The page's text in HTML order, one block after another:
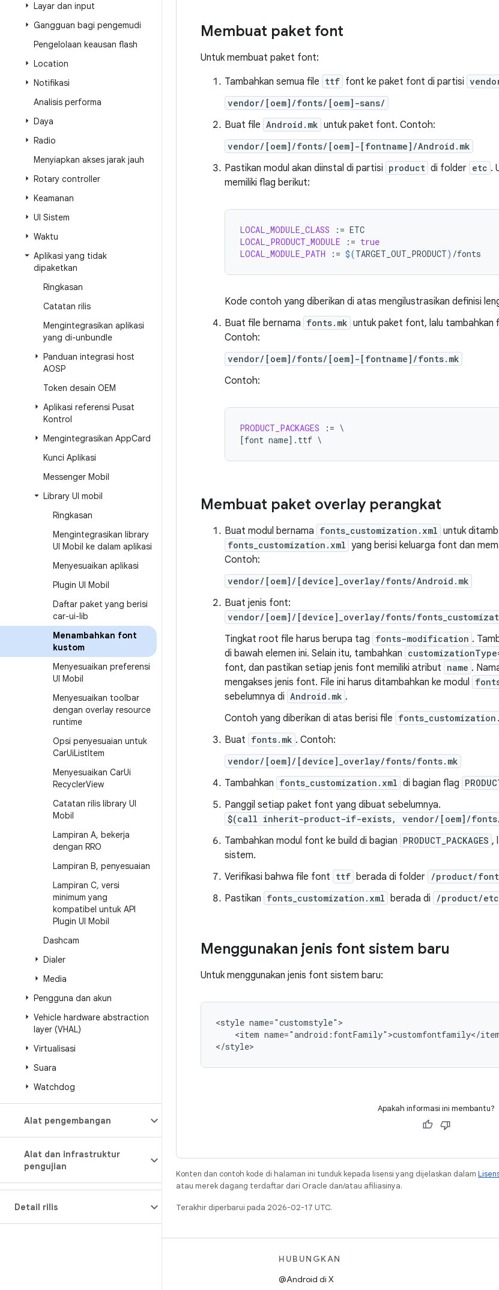
Layar dan input
Gangguan bagi pengemudi
Pengelolaan keausan flash
Location
Notifikasi
Analisis performa
Daya
Radio
Menyiapkan akses jarak jauh
Rotary controller
Keamanan
UI Sistem
Waktu
Aplikasi yang tidak
dipaketkan
Ringkasan
Catatan rilis
Mengintegrasikan aplikasi
yang di-unbundle
Panduan integrasi host
AOSP
Token desain OEM
Aplikasi referensi Pusat
Kontrol
Mengintegrasikan AppCard
Kunci Aplikasi
Messenger Mobil
Library UI mobil
Ringkasan
Mengintegrasikan library
UI Mobil ke dalam aplikasi
Menyesuaikan aplikasi
Plugin UI Mobil
Daftar paket yang berisi
car-ui-lib
Menambahkan font
kustom
Menyesuaikan preferensi
UI Mobil
Menyesuaikan toolbar
dengan overlay resource
runtime
Opsi penyesuaian untuk
CarUiListItem
Menyesuaikan CarUi
RecyclerView
Catatan rilis library UI
Mobil
Lampiran A, bekerja
dengan RRO
Lampiran B, penyesuaian
Lampiran C, versi
minimum yang
kompatibel untuk API
Plugin UI Mobil
Dashcam
Dialer
Media
Pengguna dan akun
Vehicle hardware abstraction
layer (VHAL)
Virtualisasi
Suara
Watchdog
Alat pengembangan
Alat dan infrastruktur
pengujian
Detail rilis
Membuat paket font
Untuk membuat paket font:
Tambahkan semua file ttf font ke paket font di partisi
vendor/[oem]/fonts/[oem]-sans/
Buat file Android.mk untuk paket font. Contoh:
vendor/[oem]/fonts/[oem]-[fontname]/Android.mk
Pastikan modul akan diinstal di partisi product di folder etc .
memiliki flag berikut:
LOCAL_MODULE_CLASS :=
LOCAL_PRODUCT_MODULE
:= true
LOCAL_MODULE_PATH
:= $(TARGET_OUT_PRODUCT) /fonts
Kode contoh yang diberikan di atas mengilustrasikan definisi
Buat file bernama fonts.mk untuk paket font, lalu tambahkan
Contoh:
vendor/[oem]/fonts/[oem]-[fontname]/fonts.mk
Contoh:
PRODUCT_PACKAGES : =
[font name]. ttf \
Membuat paket overlay perangkat
Buat modul bernama fonts_customization.xml untuk
fonts_customization.xml yang berisi keluarga font dan
Contoh:
vendor/[oem]/[device]_overlay/fonts/Android.mk
Buat jenis font:
vendor/[oem]/[device]_overlay/fonts/
Tingkat root file harus berupa tag fonts-modification .
di bawah elemen ini. Selain itu, tambahkan
font, dan pastikan setiap jenis font memiliki atribut name .
mengakses jenis font. File ini harus ditambahkan ke modul
sebelumnya di Android.mk .
Contoh yang diberikan di atas berisi file
Buat fonts.mk . Contoh:
vendor/[oem]/[device]_overlay/fonts/fonts.mk
Tambahkan fonts_customization.xml di bagian flag
Panggil setiap paket font yang dibuat sebelumnya.
$(call inherit-product-if-exists, vendor/[oem]/fonts/
Tambahkan modul font ke build di bagian PRODUCT_PACKAGES ,
sistem.
Verifikasi bahwa file font ttf berada di folder /product/
Pastikan fonts_customization.xml berada di /product/
Menggunakan jenis font sistem baru
Untuk menggunakan jenis font sistem baru:
<style name="customstyle">
<item name="android:fontFamily">customfontfamily</
</style>
Apakah informasi ini membantu?
Konten dan contoh kode di halaman ini tunduk kepada lisensi yang dijelaskan dalam
atau merek dagang terdaftar dari Oracle dan/atau afiliasinya.
Terakhir diperbarui pada 2026-02-17 UTC.
HUBUNGKAN
@Android di X